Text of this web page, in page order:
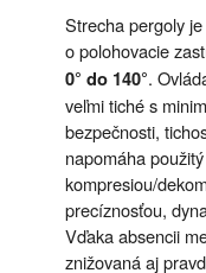
Strecha pergoly
o polohovacie
0° do 140°.
veľmi tiché s
bezpečnosti,
napomáha
kompresiou/
precíznosťou,
Vďaka absencii
znižovaná aj